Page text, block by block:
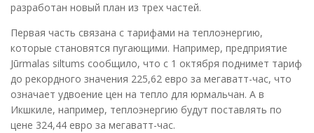
разработан новый план из трех частей.
Первая часть связана с тарифами на теплоэнергию,
которые становятся пугающими. Например, предприятие
Jūrmalas siltums сообщило, что с 1 октября поднимет тариф
до рекордного значения 225,62 евро за мегаватт-час, что
означает удвоение цен на тепло для юрмальчан. А в
Икшкиле, например, теплоэнергию будут поставлять по
цене 324,44 евро за мегаватт-час.